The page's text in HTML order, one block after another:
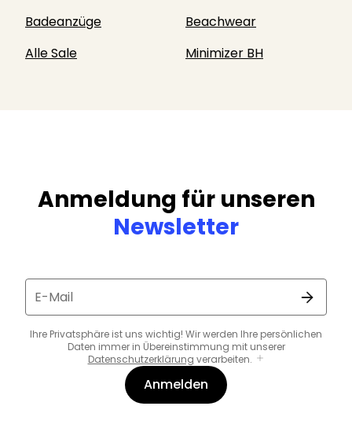
Badeanzüge
Beachwear
Alle Sale
Minimizer BH
Anmeldung für unseren
Newsletter
E-Mail
Ihre Privatsphäre ist uns wichtig! Wir werden Ihre persönlichen
Daten immer in Übereinstimmung mit unserer
Datenschutzerklärung verarbeiten.
Anmelden